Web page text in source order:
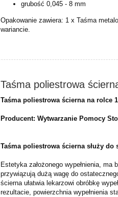
grubość 0,045 - 8 mm
Opakowanie zawiera: 1 x Taśma
wariancie.
Taśma poliestrowa
Taśma poliestrowa ścierna na rolce
Producent: Wytwarzanie Pomocy
Taśma poliestrowa ścierna służy
Estetyka założonego wypełnienia,
przywiązują dużą wagę do
ścierna ułatwia lekarzowi obróbkę
rezultacie, powierzchnia wypełnienia